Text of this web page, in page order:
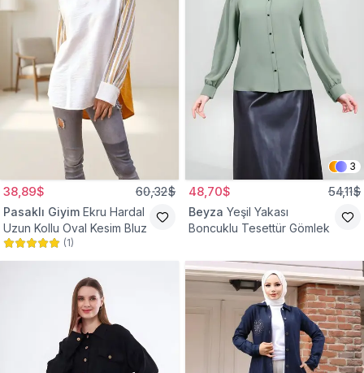
38,89$ 60,32$
Pasaklı Giyim Ekru Hardal
Uzun Kollu Oval Kesim Bluz
(1)
3
48,70$ 54,11$
Beyza Yeşil Yakası
Boncuklu Tesettür Gömlek